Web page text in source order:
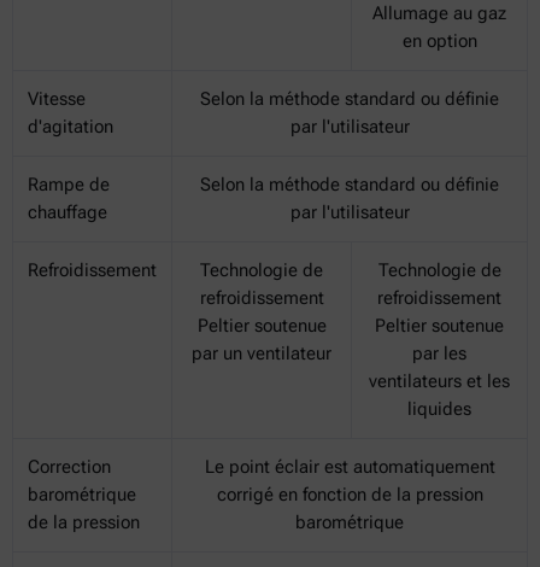
Allumage au gaz
en option
Vitesse
d'agitation
Selon la méthode standard ou définie
par l'utilisateur
Rampe de
chauffage
Selon la méthode standard ou définie
par l'utilisateur
Refroidissement
Technologie de
refroidissement
Peltier soutenue
par un ventilateur
Technologie de
refroidissement
Peltier soutenue
par les
ventilateurs et les
liquides
Correction
barométrique
de la pression
Le point éclair est automatiquement
corrigé en fonction de la pression
barométrique